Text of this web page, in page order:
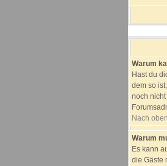
Warum
Hast du
dem so
noch
Nach oben
Warum
Es kann
die Gäste